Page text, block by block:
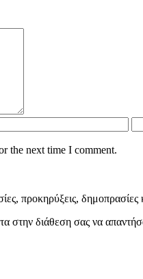
the next time I comment.
προκηρύξεις, δημοπρασίες
στην διάθεση σας να